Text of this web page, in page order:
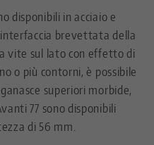
disponibili in acciaio e
brevettata della
vite sul lato con effetto di
o più contorni, è possibile
superiori morbide,
77 sono disponibili
di 56 mm.